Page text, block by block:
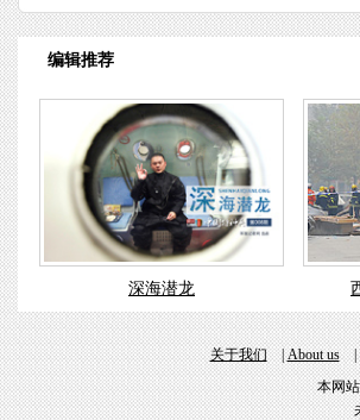
编辑推荐
深海潜龙
关于我们|About us
本网